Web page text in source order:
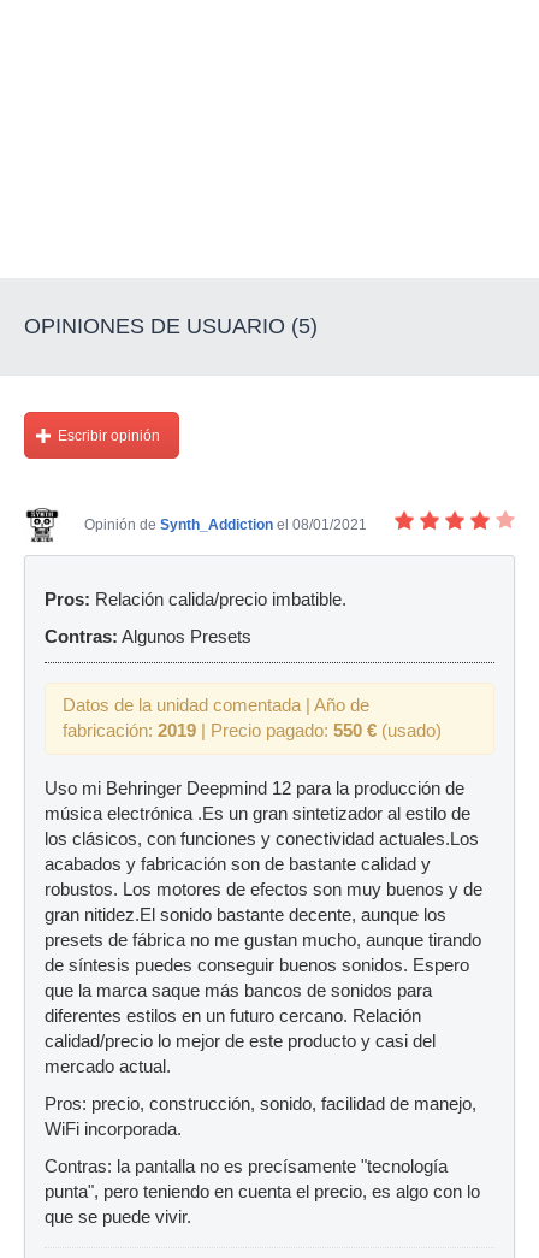
OPINIONES DE USUARIO (5)
Escribir opinión
Opinión de Synth_Addiction el 08/01/2021
Pros: Relación calida/precio imbatible.
Contras: Algunos Presets
Datos de la unidad comentada | Año de
fabricación: 2019 | Precio pagado: 550 € (usado)
Uso mi Behringer Deepmind 12 para la producción de
música electrónica .Es un gran sintetizador al estilo de
los clásicos, con funciones y conectividad actuales.Los
acabados y fabricación son de bastante calidad y
robustos. Los motores de efectos son muy buenos y de
gran nitidez.El sonido bastante decente, aunque los
presets de fábrica no me gustan mucho, aunque tirando
de síntesis puedes conseguir buenos sonidos. Espero
que la marca saque más bancos de sonidos para
diferentes estilos en un futuro cercano. Relación
calidad/precio lo mejor de este producto y casi del
mercado actual.
Pros: precio, construcción, sonido, facilidad de manejo,
WiFi incorporada.
Contras: la pantalla no es precísamente "tecnología
punta", pero teniendo en cuenta el precio, es algo con lo
que se puede vivir.